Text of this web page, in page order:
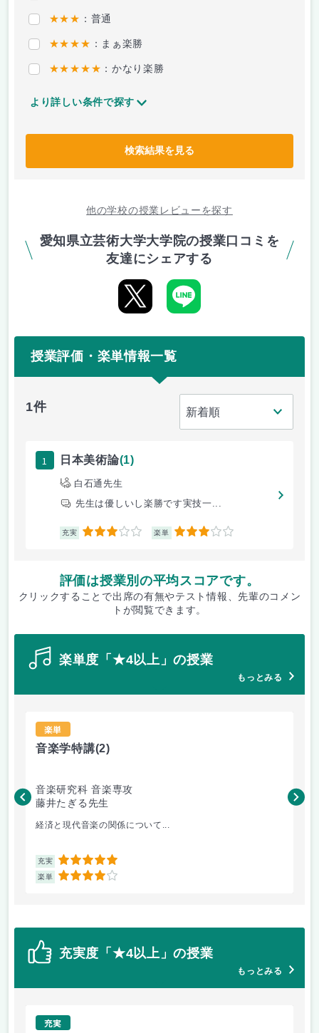
★★★ ：普通
★★★★ ：まぁ楽勝
★★★★★ ：かなり楽勝
より詳しい条件で探す
検索結果を見る
他の学校の授業レビューを探す
愛知県立芸術大学大学院の授業口コミを
友達にシェアする
授業評価・楽単情報一覧
1件
1 日本美術論(1)
白石通先生
先生は優しいし楽勝です実技一...
充実 3 楽単 3
評価は授業別の平均スコアです。
クリックすることで出席の有無やテスト情報、先輩のコメン
トが閲覧できます。
楽単度「★4以上」の授業
もっとみる
楽単
音楽学特講(2)
音楽研究科 音楽専攻
藤井たぎる先生
経済と現代音楽の関係について...
充実 5
楽単 4
清
充実度「★4以上」の授業
もっとみる
充実